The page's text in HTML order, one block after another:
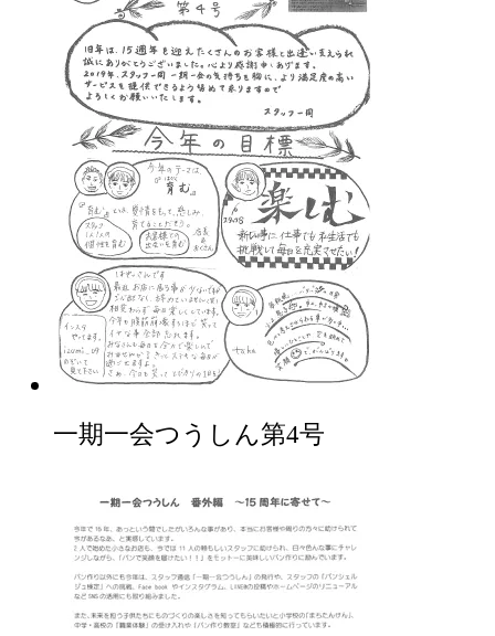
一期一会つうしん第4号